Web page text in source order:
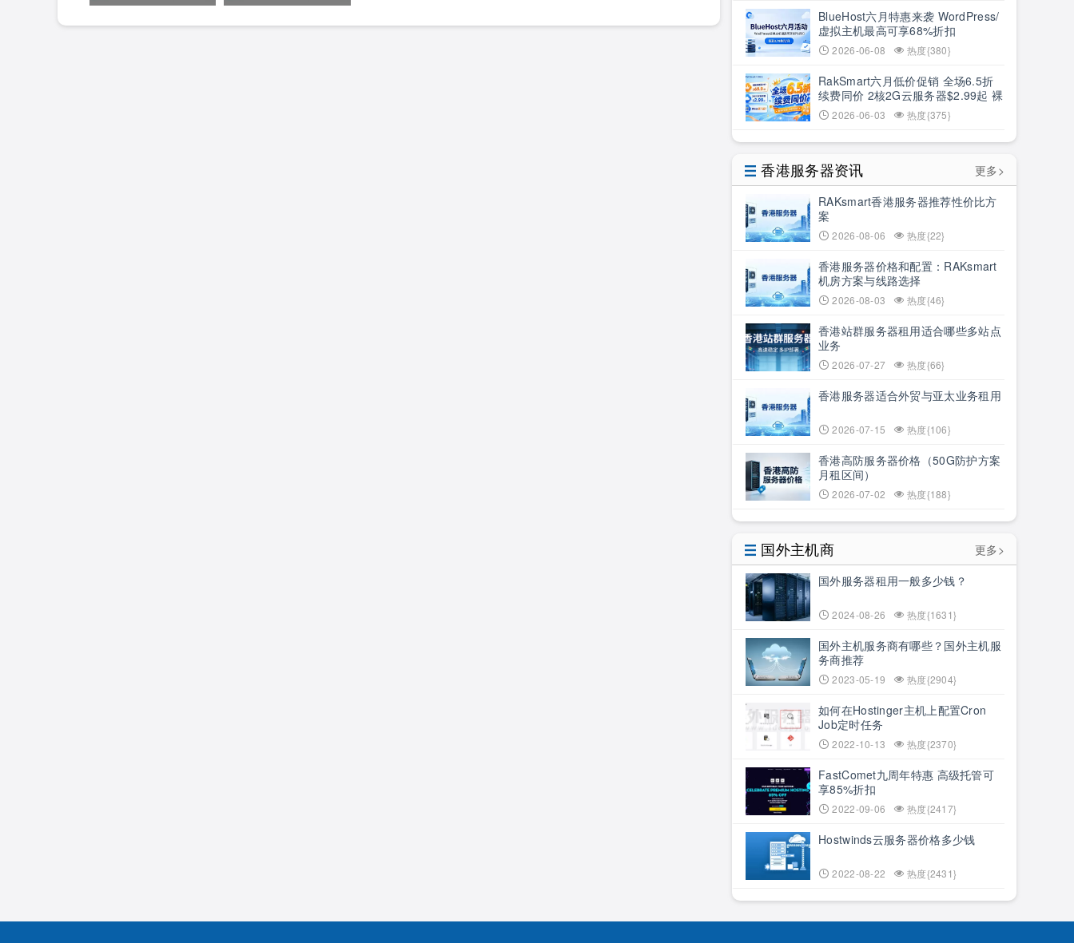
BlueHost六月特惠来袭 WordPress/
虚拟主机最高可享68%折扣
2026-06-08 热度{380}
RakSmart六月低价促销 全场6.5折
续费同价 2核2G云服务器$2.99起 裸
机云买1送1
2026-06-03 热度{375}
香港服务器资讯
更多>
RAKsmart香港服务器推荐性价比方
案
2026-08-06 热度{22}
香港服务器价格和配置：RAKsmart
机房方案与线路选择
2026-08-03 热度{46}
香港站群服务器租用适合哪些多站点
业务
2026-07-27 热度{66}
香港服务器适合外贸与亚太业务租用
2026-07-15 热度{106}
香港高防服务器价格（50G防护方案
月租区间）
2026-07-02 热度{188}
国外主机商
更多>
国外服务器租用一般多少钱？
2024-08-26 热度{1631}
国外主机服务商有哪些？国外主机服
务商推荐
2023-05-19 热度{2904}
如何在Hostinger主机上配置Cron
Job定时任务
2022-10-13 热度{2370}
FastComet九周年特惠 高级托管可
享85%折扣
2022-09-06 热度{2417}
Hostwinds云服务器价格多少钱
2022-08-22 热度{2431}